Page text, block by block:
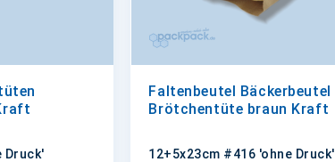
Druck'
Faltenbeutel Bäckerbeutel
Brötchentüte braun Kraft
12+5x23cm #416 'ohne Druck'